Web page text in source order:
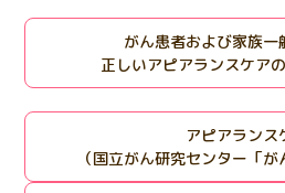
がん患者および家族一
正しいアピアランスケア
アピアランス
（国立がん研究センター「が